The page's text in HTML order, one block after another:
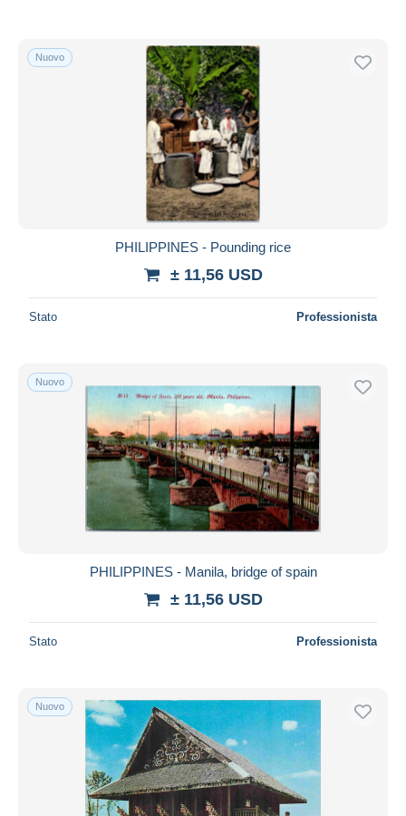
Nuovo
PHILIPPINES - Pounding rice
± 11,56 USD
Stato Professionista
Nuovo
PHILIPPINES - Manila, bridge of spain
± 11,56 USD
Stato Professionista
Nuovo